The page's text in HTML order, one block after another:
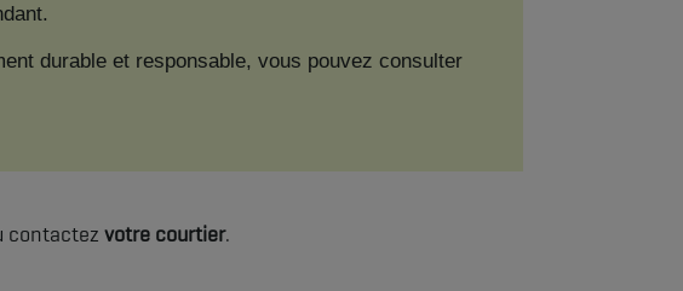
durable et responsable, vous pouvez consulter
contactez votre courtier.